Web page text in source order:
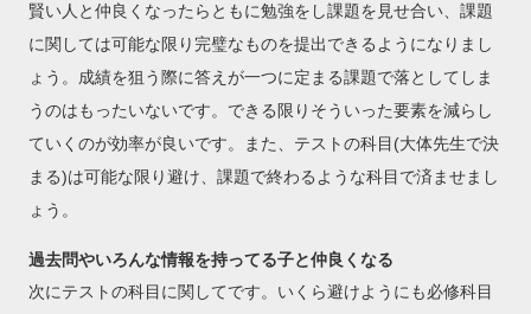
賢い人と仲良くなったらともに勉強をし課題を見せ合い、課題
に関しては可能な限り完璧なものを提出できるようになりまし
ょう。成績を狙う際に答えが一つに定まる課題で落としてしま
うのはもったいないです。できる限りそういった要素を減らし
ていくのが効率が良いです。また、テストの科目(大体先生で決
まる)は可能な限り避け、課題で終わるような科目で済ませまし
ょう。
過去問やいろんな情報を持ってる子と仲良くなる
次にテストの科目に関してです。いくら避けようにも必修科目